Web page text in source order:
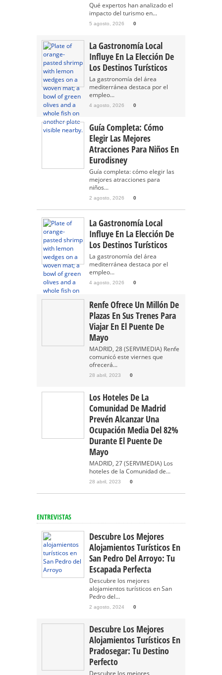
Qué expertos han analizado el
impacto del turismo en...
5 agosto, 2026 0
La Gastronomía Local
Influye En La Elección De
Los Destinos Turísticos
La gastronomía del área
mediterránea destaca por el
empleo...
4 agosto, 2026 0
Guía Completa: Cómo
Elegir Las Mejores
Atracciones Para Niños En
Eurodisney
Guía completa: cómo elegir las
mejores atracciones para
niños...
2 agosto, 2026 0
La Gastronomía Local
Influye En La Elección De
Los Destinos Turísticos
La gastronomía del área
mediterránea destaca por el
empleo...
4 agosto, 2026 0
Renfe Ofrece Un Millón De
Plazas En Sus Trenes Para
Viajar En El Puente De
Mayo
MADRID, 28 (SERVIMEDIA) Renfe
comunicó este viernes que
ofrecerá...
28 abril, 2023 0
Los Hoteles De La
Comunidad De Madrid
Prevén Alcanzar Una
Ocupación Media Del 82%
Durante El Puente De
Mayo
MADRID, 27 (SERVIMEDIA) Los
hoteles de la Comunidad de...
28 abril, 2023 0
ENTREVISTAS
Descubre Los Mejores
Alojamientos Turísticos En
San Pedro Del Arroyo: Tu
Escapada Perfecta
Descubre los mejores
alojamientos turísticos en San
Pedro del...
2 agosto, 2024 0
Descubre Los Mejores
Alojamientos Turísticos En
Pradosegar: Tu Destino
Perfecto
Descubre los mejores